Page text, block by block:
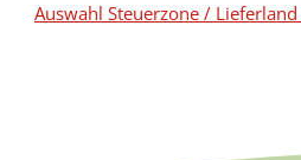
Auswahl Steuerzone / Lieferland